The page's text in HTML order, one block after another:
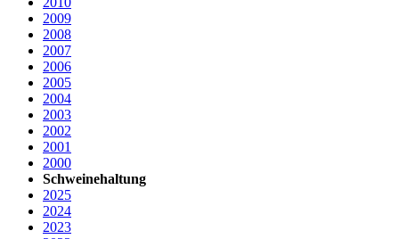
2009
2008
2007
2006
2005
2004
2003
2002
2001
2000
Schweinehaltung
2025
2024
2023